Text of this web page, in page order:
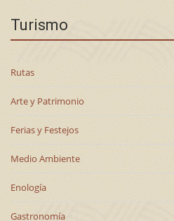
Turismo
Rutas
Arte y Patrimonio
Ferias y Festejos
Medio Ambiente
Enología
Gastronomía